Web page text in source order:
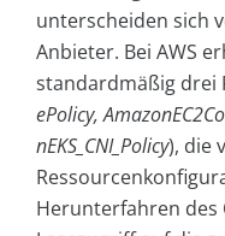
unterscheiden sich
Anbieter. Bei AWS
standardmäßig drei
ePolicy,
nEKS_CNI_Policy), die
Herunterfahren des